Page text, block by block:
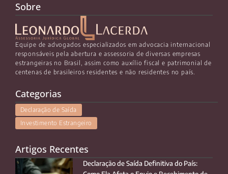
Sobre
Equipe de advogados especializados em advocacia internacional
responsáveis pela abertura e assessoria de diversas empresas
estrangeiras no Brasil, assim como auxílio fiscal e patrimonial de
centenas de brasileiros residentes e não residentes no país.
Categorias
Declaração de Saída
Investimento Estrangeiro
Artigos Recentes
Declaração de Saída Definitiva do País: